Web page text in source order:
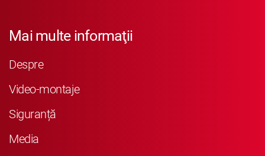
Mai multe informaţii
Despre
Video-montaje
Siguranță
Media